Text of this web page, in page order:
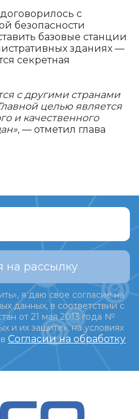
с
безопасности
базовые станции
зданиях —
секретная
с другими странами
целью является
и качественного
— отметил глава
на рассылку
я даю свое согласие на
данных, в соответствии с
от 21 мая 2013 года №
и их защите», на условиях
Согласии на обработку